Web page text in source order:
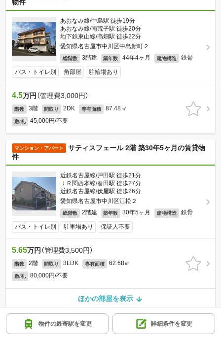
物件
あおなみ線/中島駅 徒歩19分
あおなみ線/南荒子駅 徒歩20分
地下鉄東山線/高畑駅 徒歩22分
愛知県名古屋市中川区中島新町２
総階数 3階建 築年数 44年4ヶ月 建物構造 鉄骨
バス・トイレ別 角部屋 駐輪場あり
4.5万円 （管理費3,000円）
階数 3階 間取り 2DK 専有面積 87.48㎡
敷/礼 45,000円/不要
マンション・アパート
サティスフェール 2階 築30年5ヶ月の賃貸物
件
近鉄名古屋線/戸田駅 徒歩21分
ＪＲ関西本線/春田駅 徒歩27分
近鉄名古屋線/伏屋駅 徒歩26分
愛知県名古屋市中川区江松２
総階数 2階建 築年数 30年5ヶ月 建物構造 鉄骨
バス・トイレ別 駐車場あり 保証人不要
5.65万円 （管理費3,500円）
階数 2階 間取り 3LDK 専有面積 62.68㎡
敷/礼 80,000円/不要
ほかの部屋を表示
マンション・アパート
高畑駅より徒歩22分 2階 築32年10ヶ月の賃
貸物件
物件の最寄駅を変更 詳細条件を変更